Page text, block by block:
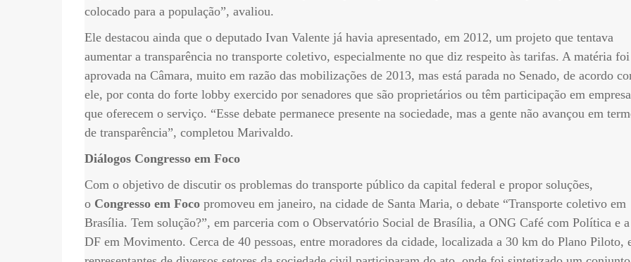
colocado para a população”, avaliou.
Ele destacou ainda que o deputado Ivan Valente já havia apresentado, em 2012, um projeto que tentava
aumentar a transparência no transporte coletivo, especialmente no que diz respeito às tarifas. A matéria foi
aprovada na Câmara, muito em razão das mobilizações de 2013, mas está parada no Senado, de acordo
ele, por conta do forte lobby exercido por senadores que são proprietários ou têm participação em
que oferecem o serviço. “Esse debate permanece presente na sociedade, mas a gente não avançou em
de transparência”, completou Marivaldo.
Diálogos Congresso em Foco
Com o objetivo de discutir os problemas do transporte público da capital federal e propor soluções,
o Congresso em Focopromoveu em janeiro, na cidade de Santa Maria, o debate “Transporte coletivo em
Brasília. Tem solução?”, em parceria com o Observatório Social de Brasília, a ONG Café com Política e a
DF em Movimento. Cerca de 40 pessoas, entre moradores da cidade, localizada a 30 km do Plano Piloto,